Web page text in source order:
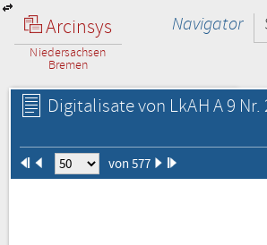
Arcinsys
Niedersachsen
Bremen
Navigator
Digitalisate von LkAH A 9 Nr.
von 577